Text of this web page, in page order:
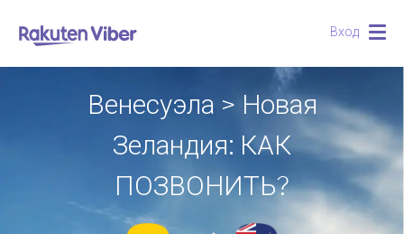
Вход
Венесуэла > Новая
Зеландия: КАК
ПОЗВОНИТЬ?